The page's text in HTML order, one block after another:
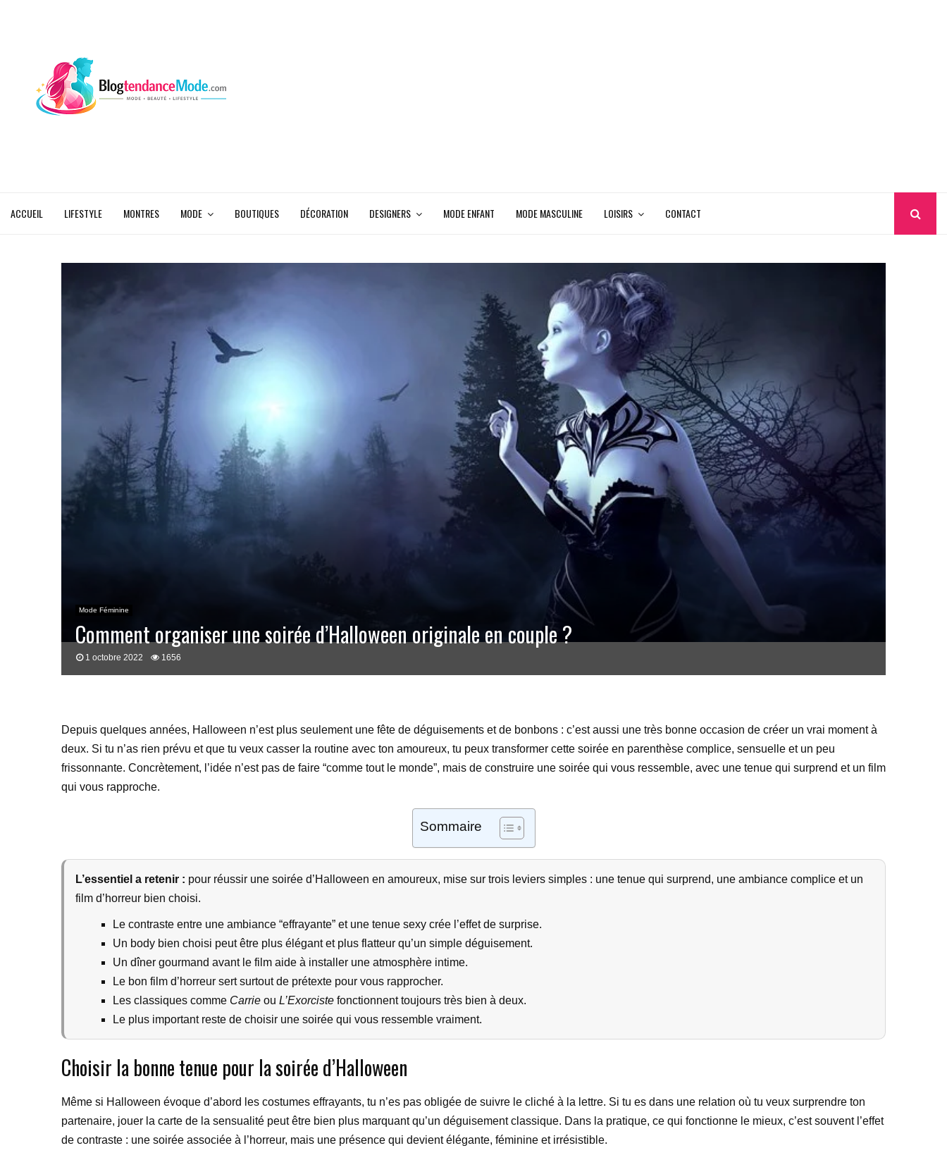
ACCUEIL LIFESTYLE MONTRES MODE BOUTIQUES DÉCORATION DESIGNERS MODE ENFANT MODE MASCULINE LOISIRS CONTACT
Mode Féminine
Comment organiser une soirée d’Halloween originale en couple ?
1 octobre 2022 1656
Depuis quelques années, Halloween n’est plus seulement une fête de déguisements et de bonbons : c’est aussi une très bonne occasion de créer un vrai moment à
deux. Si tu n’as rien prévu et que tu veux casser la routine avec ton amoureux, tu peux transformer cette soirée en parenthèse complice, sensuelle et un peu
frissonnante. Concrètement, l’idée n’est pas de faire “comme tout le monde”, mais de construire une soirée qui vous ressemble, avec une tenue qui surprend et un film
qui vous rapproche.
Sommaire
L’essentiel a retenir : pour réussir une soirée d’Halloween en amoureux, mise sur trois leviers simples : une tenue qui surprend, une ambiance complice et un
film d’horreur bien choisi.
Le contraste entre une ambiance “effrayante” et une tenue sexy crée l’effet de surprise.
Un body bien choisi peut être plus élégant et plus flatteur qu’un simple déguisement.
Un dîner gourmand avant le film aide à installer une atmosphère intime.
Le bon film d’horreur sert surtout de prétexte pour vous rapprocher.
Les classiques comme Carrie ou L’Exorciste fonctionnent toujours très bien à deux.
Le plus important reste de choisir une soirée qui vous ressemble vraiment.
Choisir la bonne tenue pour la soirée d’Halloween
Même si Halloween évoque d’abord les costumes effrayants, tu n’es pas obligée de suivre le cliché à la lettre. Si tu es dans une relation où tu veux surprendre ton
partenaire, jouer la carte de la sensualité peut être bien plus marquant qu’un déguisement classique. Dans la pratique, ce qui fonctionne le mieux, c’est souvent l’effet
de contraste : une soirée associée à l’horreur, mais une présence qui devient élégante, féminine et irrésistible.